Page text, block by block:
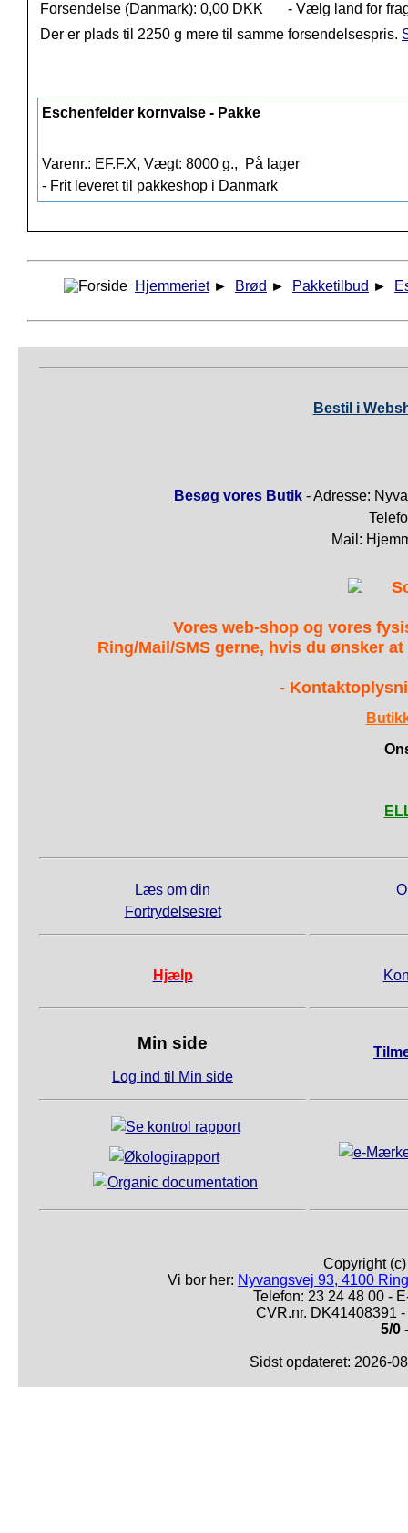
Forsendelse (Danmark): 0,00 DKK
- Vælg land for
Der er plads til 2250 g mere til samme forsendelsespris.
Eschenfelder kornvalse - Pakke
Varenr.: EF.F.X, Vægt: 8000 g.,
På lager
- Frit leveret til pakkeshop i Danmark
Hjemmeriet ► Brød ► Pakketilbud ►
Bestil i
Besøg vores Butik - Adresse:
Mail:
Vores web-shop og vores
Ring/Mail/SMS gerne, hvis du ønsker
-
Læs om din
Fortrydelsesret
Hjælp
Min side
Log ind til Min side
Copyright
Vi bor her: Nyvangsvej 93, 4100
Telefon: 23 24 48 00 -
CVR.nr. DK41408391
5/0
Sidst opdateret: 2026-